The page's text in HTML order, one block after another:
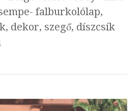
falburkolólap,
dekor, szegő, díszcsík